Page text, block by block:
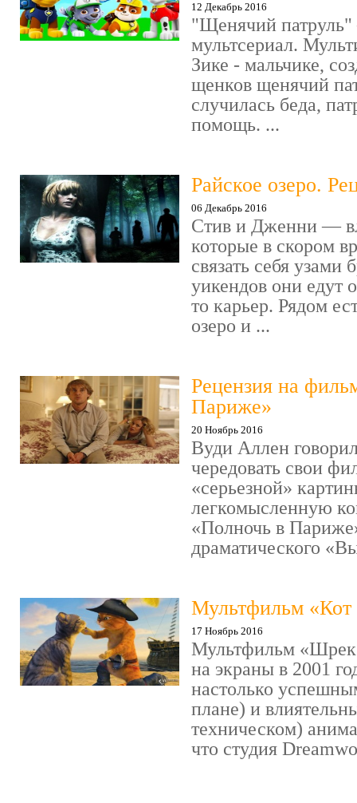
12 Декабрь 2016
"Щенячий патруль"
мультсериал.
Зике - мальчике,
щенков щенячий
случилась беда,
помощь. ...
Райское озеро.
06 Декабрь 2016
Стив и Дженни —
которые в скором
связать себя узами
уикендов они едут
то карьер. Рядом
озеро и ...
Рецензия на
Париже»
20 Ноябрь 2016
Вуди Аллен
чередовать свои
«серьезной»
легкомысленную
«Полночь в
драматического
Мультфильм «Кот
17 Ноябрь 2016
Мультфильм
на экраны в 2001
настолько
плане) и
техническом)
что студия